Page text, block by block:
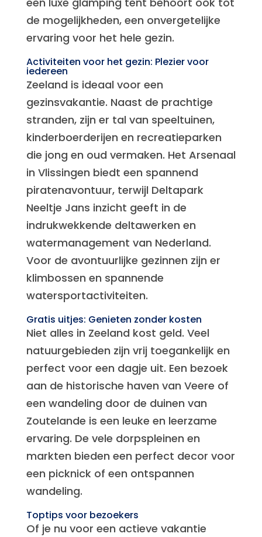
de mogelijkheden, een onvergetelijke
ervaring voor het hele gezin.
Activiteiten voor het gezin: Plezier voor
iedereen
Zeeland is ideaal voor een
gezinsvakantie. Naast de prachtige
stranden, zijn er tal van speeltuinen,
kinderboerderijen en recreatieparken
die jong en oud vermaken. Het Arsenaal
in Vlissingen biedt een spannend
piratenavontuur, terwijl Deltapark
Neeltje Jans inzicht geeft in de
indrukwekkende deltawerken en
watermanagement van Nederland.
Voor de avontuurlijke gezinnen zijn er
klimbossen en spannende
watersportactiviteiten.
Gratis uitjes: Genieten zonder kosten
Niet alles in Zeeland kost geld. Veel
natuurgebieden zijn vrij toegankelijk en
perfect voor een dagje uit. Een bezoek
aan de historische haven van Veere of
een wandeling door de duinen van
Zoutelande is een leuke en leerzame
ervaring. De vele dorpspleinen en
markten bieden een perfect decor voor
een picknick of een ontspannen
wandeling.
Toptips voor bezoekers
Of je nu voor een actieve vakantie